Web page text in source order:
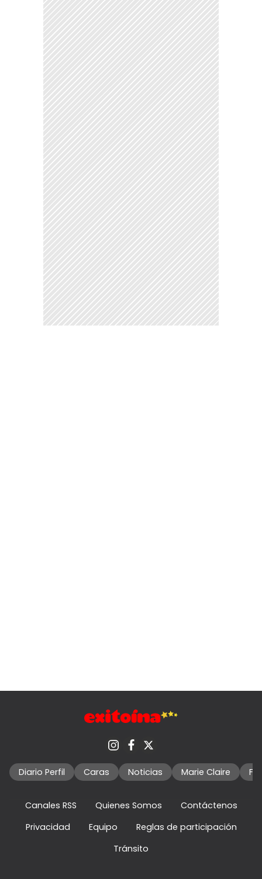
Diario Perfil Caras Noticias Marie Claire
Canales RSS Quienes Somos
Contáctenos
Privacidad
Equipo
Reglas de participación
Tránsito